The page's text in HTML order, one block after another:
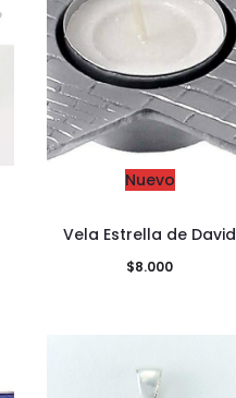
Nuevo
Vela Estrella de David
$8.000